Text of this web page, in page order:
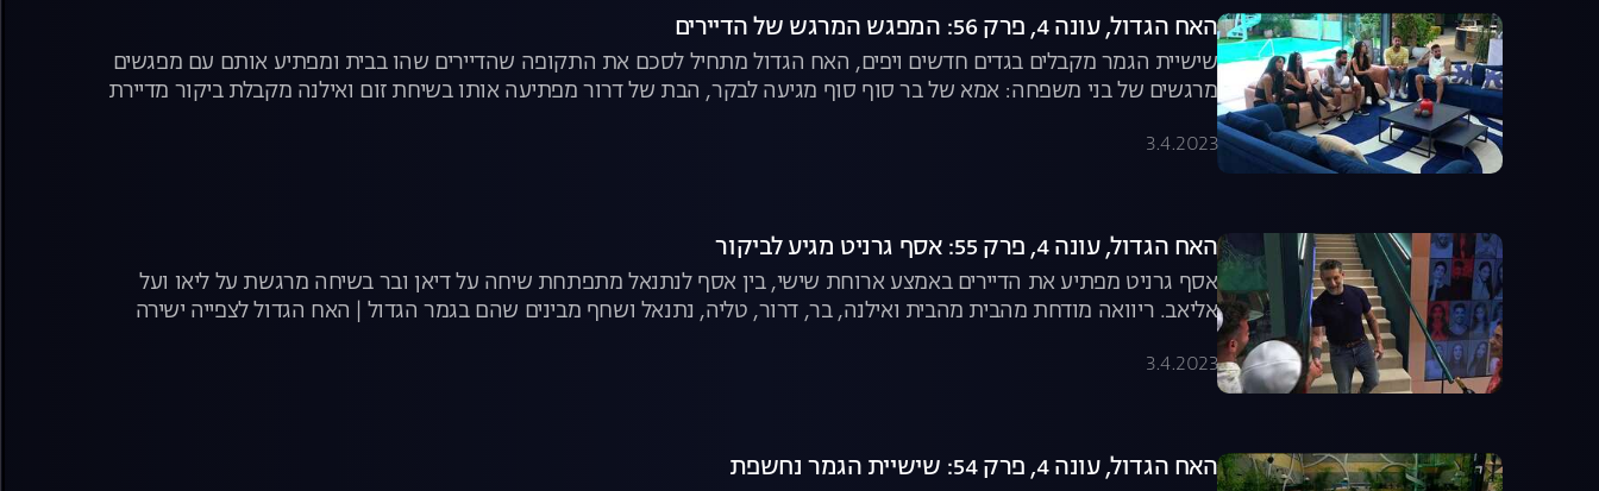
האח הגדול, עונה 4, פרק 56: המפגש המרגש של הדיירים
שישיית הגמר מקבלים בגדים חדשים ויפים, האח הגדול מתחיל לסכם את התקופה שהדיירים שהו בבית ומפתיע אותם עם מפגשים
מרגשים של בני משפחה: אמא של בר סוף סוף מגיעה לבקר, הבת של דרור מפתיעה אותו בשיחת זום ואילנה מקבלת ביקור מדיירת
עבר שכולנו התגעגענו אליה - דיאנה | האח הגדול לצפייה ישירה
3.4.2023
האח הגדול, עונה 4, פרק 55: אסף גרניט מגיע לביקור
אסף גרניט מפתיע את הדיירים באמצע ארוחת שישי, בין אסף לנתנאל מתפתחת שיחה על דיאן ובר בשיחה מרגשת על ליאו ועל
אליאב. ריוואה מודחת מהבית מהבית ואילנה, בר, דרור, טליה, נתנאל ושחף מבינים שהם בגמר הגדול | האח הגדול לצפייה ישירה
3.4.2023
האח הגדול, עונה 4, פרק 54: שישיית הגמר נחשפת